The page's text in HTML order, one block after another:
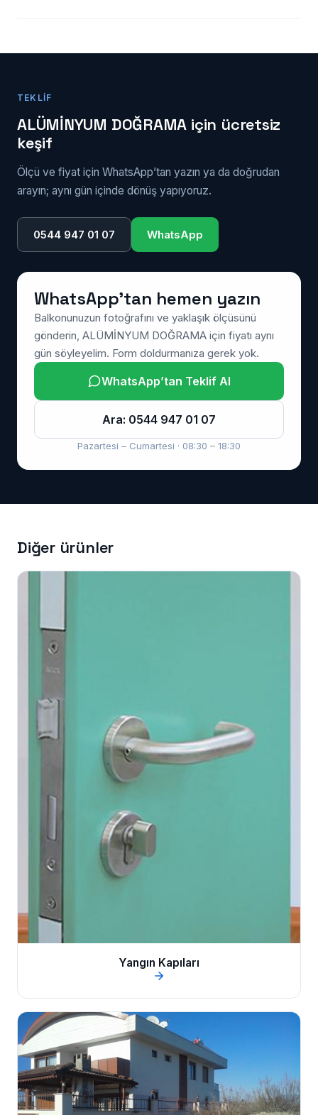
yıkamak ömrü ciddi biçimde uzatır.
ulaşabilirsiniz.
TEKLIF
ALÜMİNYUM DOĞRAMA için ücretsiz
keşif
Ölçü ve fiyat için WhatsApp’tan yazın ya da doğrudan
arayın; aynı gün içinde dönüş yapıyoruz.
0544 947 01 07 WhatsApp
WhatsApp’tan hemen yazın
Balkonunuzun fotoğrafını ve yaklaşık ölçüsünü
gönderin, ALÜMİNYUM DOĞRAMA için fiyatı aynı
gün söyleyelim. Form doldurmanıza gerek yok.
WhatsApp’tan Teklif Al
Ara: 0544 947 01 07
Pazartesi – Cumartesi · 08:30 – 18:30
Diğer ürünler
Yangın Kapıları